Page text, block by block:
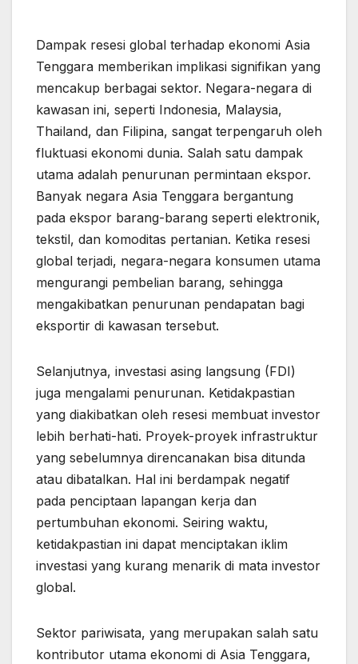
Dampak resesi global terhadap ekonomi Asia
Tenggara memberikan implikasi signifikan yang
mencakup berbagai sektor. Negara-negara di
kawasan ini, seperti Indonesia, Malaysia,
Thailand, dan Filipina, sangat terpengaruh oleh
fluktuasi ekonomi dunia. Salah satu dampak
utama adalah penurunan permintaan ekspor.
Banyak negara Asia Tenggara bergantung
pada ekspor barang-barang seperti elektronik,
tekstil, dan komoditas pertanian. Ketika resesi
global terjadi, negara-negara konsumen utama
mengurangi pembelian barang, sehingga
mengakibatkan penurunan pendapatan bagi
eksportir di kawasan tersebut.
Selanjutnya, investasi asing langsung (FDI)
juga mengalami penurunan. Ketidakpastian
yang diakibatkan oleh resesi membuat investor
lebih berhati-hati. Proyek-proyek infrastruktur
yang sebelumnya direncanakan bisa ditunda
atau dibatalkan. Hal ini berdampak negatif
pada penciptaan lapangan kerja dan
pertumbuhan ekonomi. Seiring waktu,
ketidakpastian ini dapat menciptakan iklim
investasi yang kurang menarik di mata investor
global.
Sektor pariwisata, yang merupakan salah satu
kontributor utama ekonomi di Asia Tenggara,